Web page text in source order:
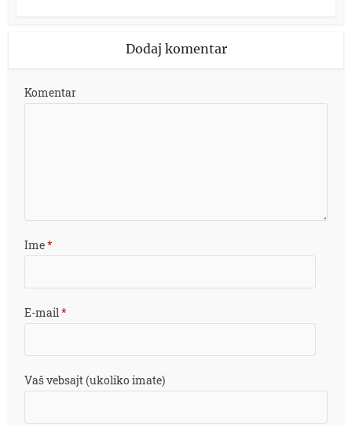
Dodaj komentar
Komentar
Ime*
E-mail*
Vaš vebsajt (ukoliko imate)